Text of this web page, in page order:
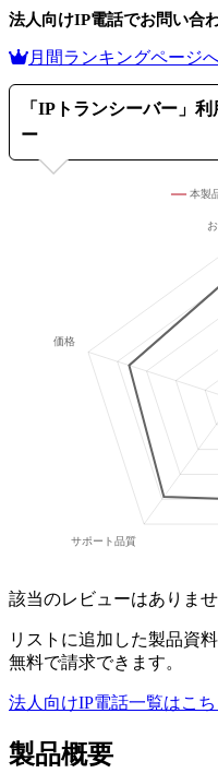
法人向けIP電話でお問い合
月間ランキングページ
「 IPトランシーバー 」
ー
該当のレビューはありま
リストに追加した製品資
無料で請求できます。
法人向けIP電話一覧はこち
製品概要